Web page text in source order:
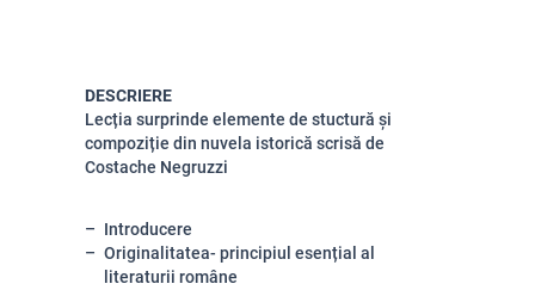
DESCRIERE
Lecția surprinde elemente de stuctură și
compoziție din nuvela istorică scrisă de
Costache Negruzzi
Introducere
Originalitatea- principiul esențial al
literaturii române